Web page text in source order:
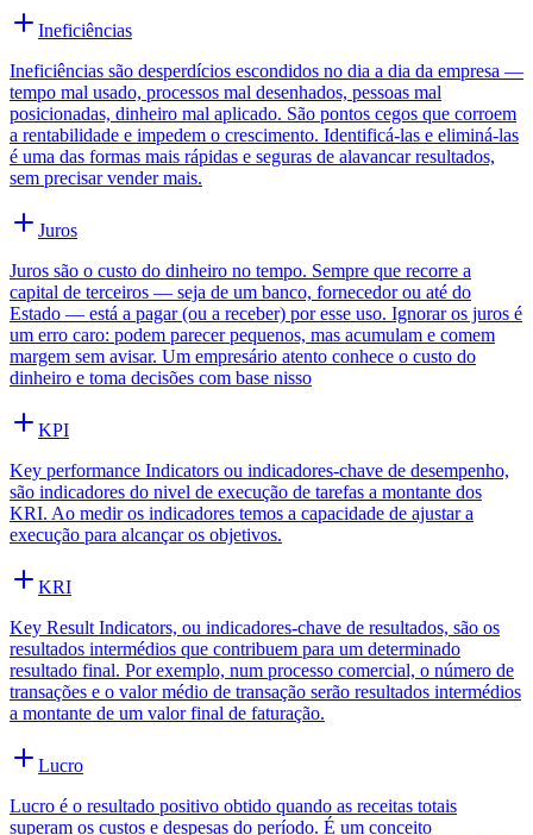
Ineficiências
Ineficiências são desperdícios escondidos no dia a dia da empresa —
tempo mal usado, processos mal desenhados, pessoas mal
posicionadas, dinheiro mal aplicado. São pontos cegos que corroem
a rentabilidade e impedem o crescimento. Identificá-las e eliminá-las
é uma das formas mais rápidas e seguras de alavancar resultados,
sem precisar vender mais.
Juros
Juros são o custo do dinheiro no tempo. Sempre que recorre a
capital de terceiros — seja de um banco, fornecedor ou até do
Estado — está a pagar (ou a receber) por esse uso. Ignorar os juros é
um erro caro: podem parecer pequenos, mas acumulam e comem
margem sem avisar. Um empresário atento conhece o custo do
dinheiro e toma decisões com base nisso
KPI
Key performance Indicators ou indicadores-chave de desempenho,
são indicadores do nivel de execução de tarefas a montante dos
KRI. Ao medir os indicadores temos a capacidade de ajustar a
execução para alcançar os objetivos.
KRI
Key Result Indicators, ou indicadores-chave de resultados, são os
resultados intermédios que contribuem para um determinado
resultado final. Por exemplo, num processo comercial, o número de
transações e o valor médio de transação serão resultados intermédios
a montante de um valor final de faturação.
Lucro
Lucro é o resultado positivo obtido quando as receitas totais
superam os custos e despesas do período. É um conceito